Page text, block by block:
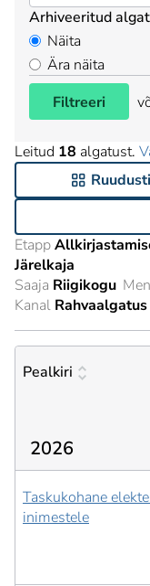
Arhiveeritud
Näita
Ära näita
Filtreeri
Leitud 18 algatust.
Etapp
Järelkaja
Saaja Riigikogu
Kanal Rahvaalgatus
Pealkiri
2026
Taskukohane
inimestele